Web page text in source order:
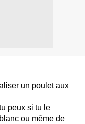
un poulet aux
peux si tu le
ou même de